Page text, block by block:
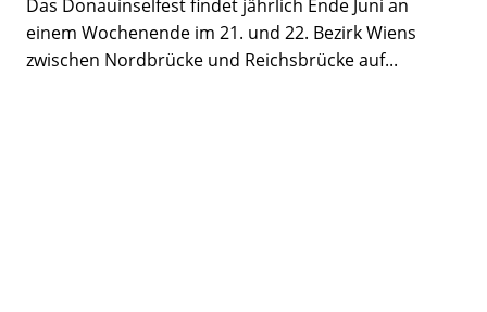
Das Donauinselfest findet jährlich Ende Juni an
einem Wochenende im 21. und 22. Bezirk Wiens
zwischen Nordbrücke und Reichsbrücke auf...